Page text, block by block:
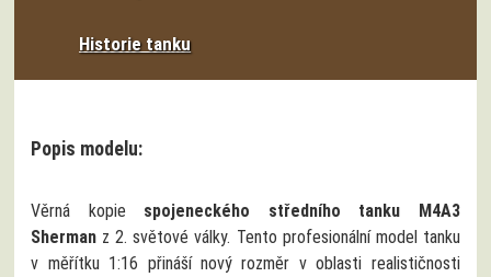
Historie tanku
Popis modelu:
Věrná kopie spojeneckého středního tanku M4A3
Sherman z 2. světové války. Tento profesionální model tanku
v měřítku 1:16 přináší nový rozměr v oblasti realističnosti